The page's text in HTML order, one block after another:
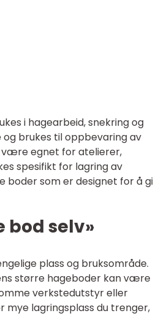
i hagearbeid, snekring og
brukes til oppbevaring av
være egnet for atelierer,
spesifikt for lagring av
boder som er designet for å gi
selv»
plass og bruksområde.
større hageboder kan være
verkstedutstyr eller
lagringsplass du trenger,